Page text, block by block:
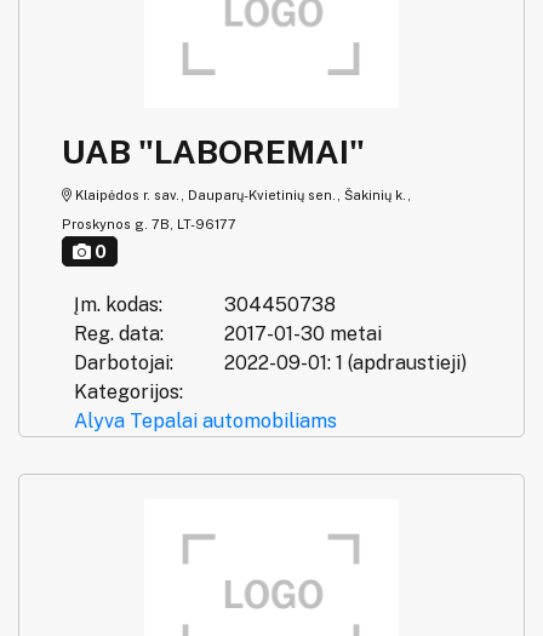
UAB "LABOREMAI"
Klaipėdos r. sav., Dauparų-Kvietinių sen., Šakinių k.,
Proskynos g. 7B, LT-96177
0
Įm. kodas:
304450738
Reg. data:
2017-01-30 metai
Darbotojai:
2022-09-01: 1 (apdraustieji)
Kategorijos:
Alyva Tepalai automobiliams